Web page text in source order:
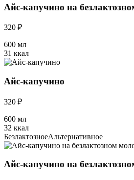
Айс-капучино на
320 ₽
600 мл
31 ккал
Айс-капучино
320 ₽
600 мл
32 ккал
БезлактозноеАльтернативное
Айс-капучино на